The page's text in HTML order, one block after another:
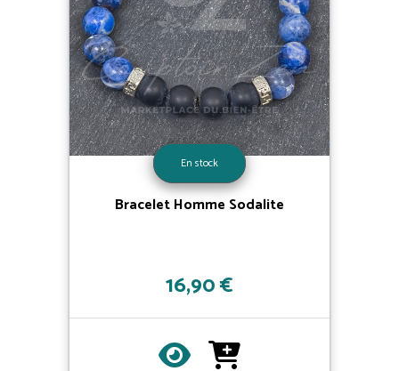
En stock
Bracelet Homme Sodalite
16,90 €